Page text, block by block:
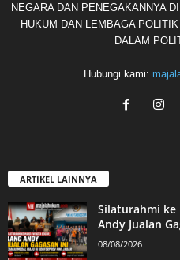
NEGARA DAN PENEGAKANNYA
HUKUM DAN LEMBAGA
DALAM
Hubungi kami:
ARTIKEL LAINNYA
Silaturahmi ke
Andy Jualan
08/08/2026